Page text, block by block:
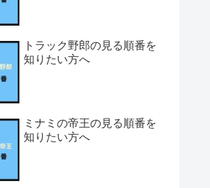
トラック野郎の見る順番を
知りたい方へ
ミナミの帝王の見る順番を
知りたい方へ